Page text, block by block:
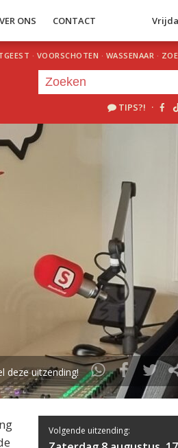
ONS CONTACT
· VOORSCHOTEN · WASSENAAR ·
TIPS?! ·
deze uitzending!
Volgende uitzending: